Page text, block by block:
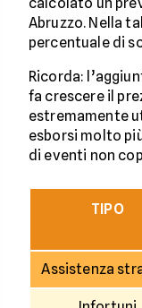
Abruzzo. Nella
percentuale di
Ricorda:
fa crescere il
estremamente
esborsi molto
di eventi non
TIPO
Assistenza